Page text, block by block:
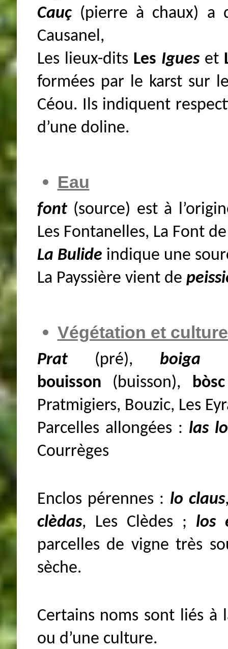
Cauç(pierre à chaux) a
Causanel,
Les lieux-dits Les Igues et
formées par le karst sur
Céou. Ils indiquent
d’une doline.
Eau
font(source) est à
Les Fontanelles, La Font
La Bulide indique une
La Payssière vient de
Végétation et
Prat(pré), boiga
bouisson (buisson),
Pratmigiers, Bouzic, Les
Parcelles allongées : las
Courrèges
Enclos pérennes : lo claus
clèdas, Les Clèdes ; los
parcelles de vigne très
sèche.
Certains noms sont liés à
ou d’une culture.